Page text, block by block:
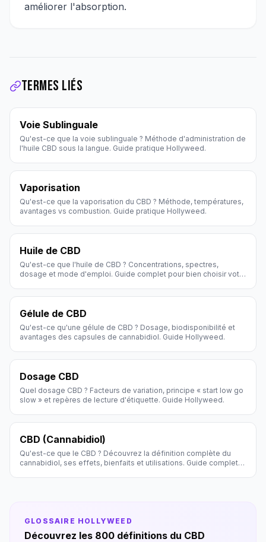
améliorer l'absorption.
Termes liés
Voie Sublinguale
Qu'est-ce que la voie sublinguale ? Méthode d'administration de
l'huile CBD sous la langue. Guide pratique Hollyweed.
Vaporisation
Qu'est-ce que la vaporisation du CBD ? Méthode, températures,
avantages vs combustion. Guide pratique Hollyweed.
Huile de CBD
Qu'est-ce que l'huile de CBD ? Concentrations, spectres,
dosage et mode d'emploi. Guide complet pour bien choisir votre
Gélule de CBD
Qu'est-ce qu'une gélule de CBD ? Dosage, biodisponibilité et
avantages des capsules de cannabidiol. Guide Hollyweed.
Dosage CBD
Quel dosage CBD ? Facteurs de variation, principe « start low go
slow » et repères de lecture d'étiquette. Guide Hollyweed.
CBD (Cannabidiol)
Qu'est-ce que le CBD ? Découvrez la définition complète du
cannabidiol, ses effets, bienfaits et utilisations. Guide complet
GLOSSAIRE HOLLYWEED
Découvrez les 800 définitions du CBD